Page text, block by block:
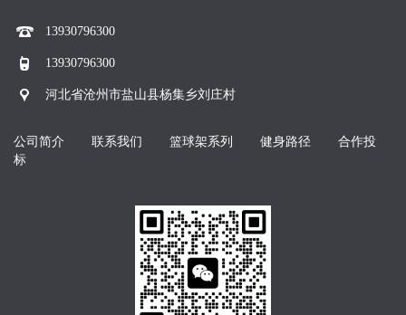
13930796300
13930796300
河北省沧州市盐山县杨集乡刘庄村
公司简介 联系我们 篮球架系列 健身路径
合作投
标